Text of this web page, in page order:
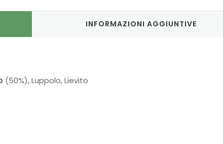
INFORMAZIONI AGGIUNTIVE
(50%), Luppolo, Lievito